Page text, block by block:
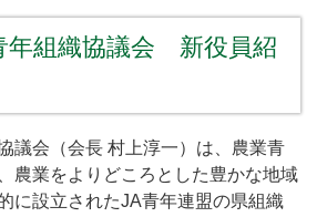
年組織協議会 新役員紹
議会（会長 村上淳一）は、農業青
農業をよりどころとした豊かな地域
に設立されたJA青年連盟の県組織